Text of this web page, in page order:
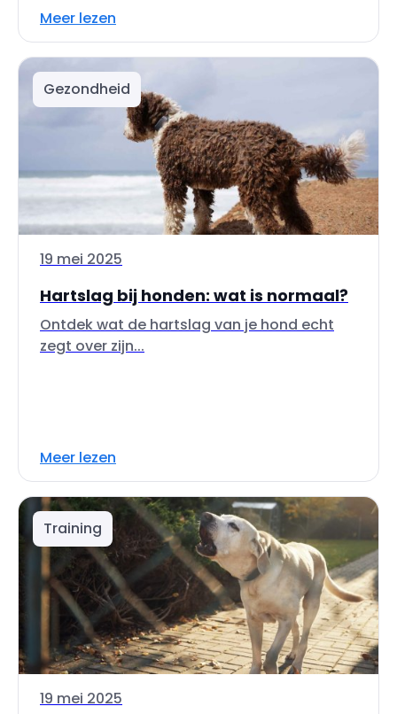
Meer lezen
Gezondheid
19 mei 2025
Hartslag bij honden: wat is normaal?
Ontdek wat de hartslag van je hond echt
zegt over zijn...
Meer lezen
Training
19 mei 2025